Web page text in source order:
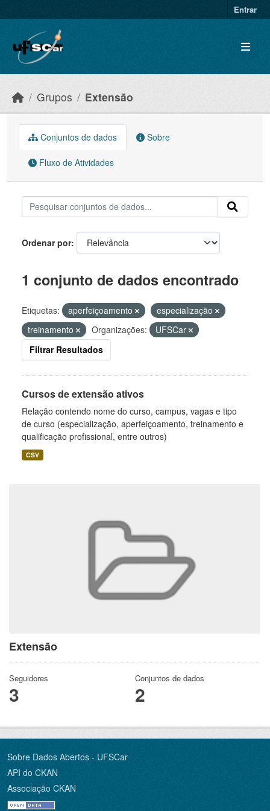
Entrar
Grupos Extensão
Extensão
Seguidores
3
Conjuntos de dados
2
Conjuntos de dados Sobre
Fluxo de Atividades
Ordenar por
1 conjunto de dados encontrado
Etiquetas: aperfeiçoamento
especialização
treinamento
Organizações:
UFSCar
Filtrar Resultados
Cursos de extensão ativos
Relação contendo nome do curso, campus, vagas e tipo
de curso (especialização, aperfeiçoamento, treinamento e
qualificação profissional, entre outros)
CSV
Sobre Dados Abertos - UFSCar
API do CKAN
Associação CKAN